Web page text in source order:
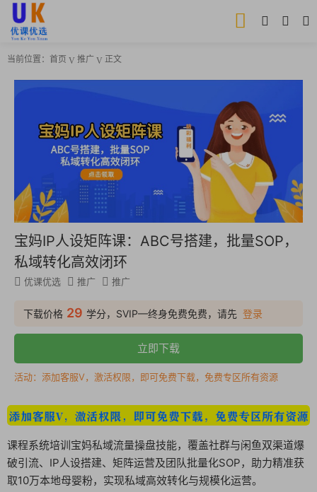
当前位置： 首页 推广 正文
宝妈IP人设矩阵课：ABC号搭建，批量SOP，
私域转化高效闭环
优课优选 推广 推广
下载价格 29 学分，SVIP—终身免费免费，请先 登录
立即下载
活动：添加客服V，激活权限，即可免费下载，免费专区所有资源
课程系统培训宝妈私域流量操盘技能，覆盖社群与闲鱼双渠道爆
破引流、IP人设搭建、矩阵运营及团队批量化SOP，助力精准获
取10万本地母婴粉，实现私域高效转化与规模化运营。